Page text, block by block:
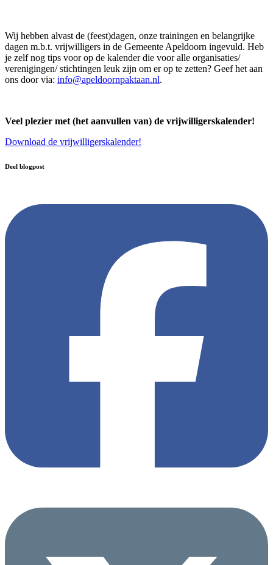
Wij hebben alvast de (feest)dagen, onze trainingen en belangrijke
dagen m.b.t. vrijwilligers in de Gemeente Apeldoorn ingevuld. Heb
je zelf nog tips voor op de kalender die voor alle organisaties/
verenigingen/ stichtingen leuk zijn om er op te zetten? Geef het aan
ons door via: info@apeldoornpaktaan.nl.
Veel plezier met (het aanvullen van) de vrijwilligerskalender!
Download de vrijwilligerskalender!
Deel blogpost